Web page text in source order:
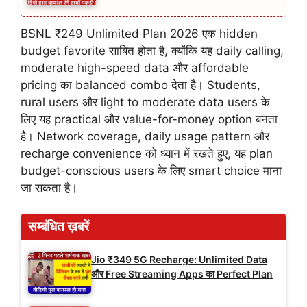
BSNL ₹249 Unlimited Plan 2026 एक hidden
budget favorite साबित होता है, क्योंकि यह daily calling,
moderate high-speed data और affordable
pricing का balanced combo देता है। Students,
rural users और light to moderate data users के
लिए यह practical और value-for-money option बनता
है। Network coverage, daily usage pattern और
recharge convenience को ध्यान में रखते हुए, यह plan
budget-conscious users के लिए smart choice माना
जा सकता है।
सम्बंधित ख़बरें
Jio ₹349 5G Recharge: Unlimited Data
और Free Streaming Apps का Perfect Plan